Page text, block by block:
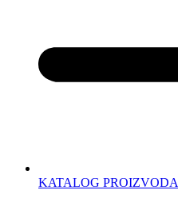
KATALOG PROIZVODA